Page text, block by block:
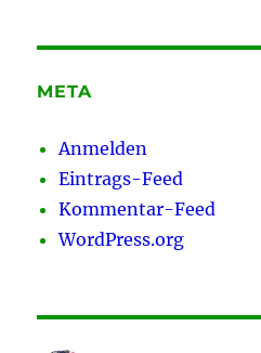
META
Anmelden
Eintrags-Feed
Kommentar-Feed
WordPress.org